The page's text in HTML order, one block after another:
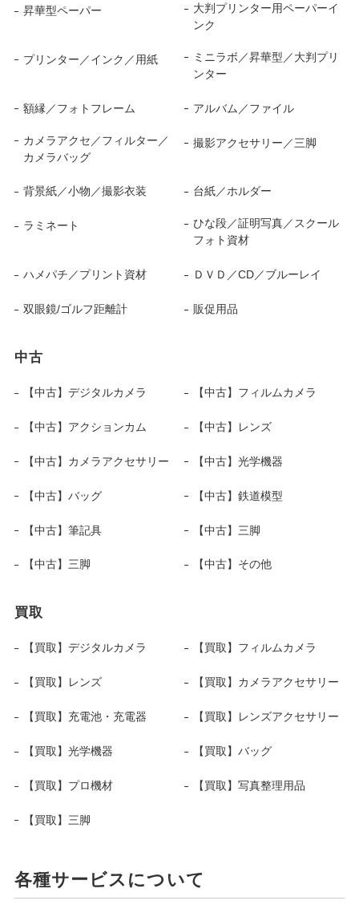
昇華型ペーパー
大判プリンター用ペーパーイ
ンク
プリンター／インク／用紙
ミニラボ／昇華型／大判プリ
ンター
額縁／フォトフレーム アルバム／ファイル
カメラアクセ／フィルター／
カメラバッグ
撮影アクセサリー／三脚
背景紙／小物／撮影衣装 台紙／ホルダー
ラミネート
ひな段／証明写真／スクール
フォト資材
ハメパチ／プリント資材 ＤＶＤ／CD／ブルーレイ
双眼鏡/ゴルフ距離計 販促用品
中古
【中古】デジタルカメラ 【中古】フィルムカメラ
【中古】アクションカム 【中古】レンズ
【中古】カメラアクセサリー 【中古】光学機器
【中古】バッグ 【中古】鉄道模型
【中古】筆記具 【中古】三脚
【中古】三脚 【中古】その他
買取
【買取】デジタルカメラ 【買取】フィルムカメラ
【買取】レンズ 【買取】カメラアクセサリー
【買取】充電池・充電器 【買取】レンズアクセサリー
【買取】光学機器 【買取】バッグ
【買取】プロ機材 【買取】写真整理用品
【買取】三脚
各種サービスについて